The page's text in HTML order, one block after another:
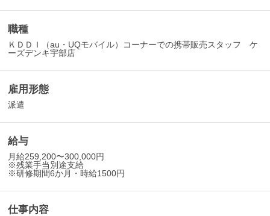
職種
ＫＤＤＩ（au・UQモバイル）コーナーでの携帯販売スタッフ ケ
ーズデンキ宇部店
雇用形態
派遣
給与
月給259,200〜300,000円
※残業手当別途支給
※研修期間6か月・時給1500円
仕事内容